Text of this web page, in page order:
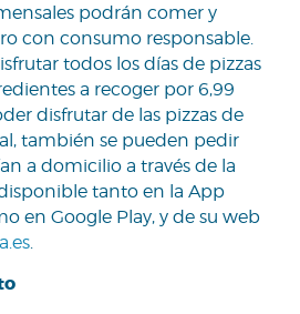
podrán comer y
con consumo responsable.
todos los días de pizzas
a recoger por 6,99
disfrutar de las pizzas de
también se pueden pedir
a domicilio a través de la
tanto en la App
en Google Play, y de su web
.